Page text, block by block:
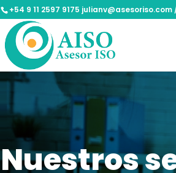
+54 9 11 2597 9175
Nuestros